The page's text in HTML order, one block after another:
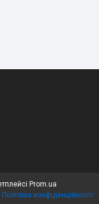
Prom.ua
Політика конфіденційності